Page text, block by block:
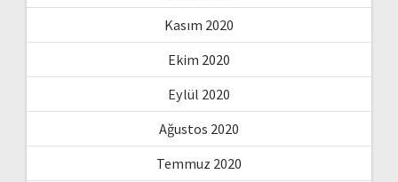
Kasım 2020
Ekim 2020
Eylül 2020
Ağustos 2020
Temmuz 2020